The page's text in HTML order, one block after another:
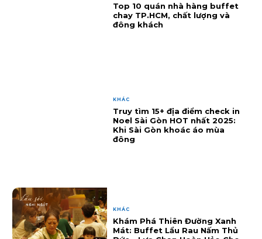
Top 10 quán nhà hàng buffet
chay TP.HCM, chất lượng và
đông khách
KHÁC
Truy tìm 15+ địa điểm check in
Noel Sài Gòn HOT nhất 2025:
Khi Sài Gòn khoác áo mùa
đông
KHÁC
Khám Phá Thiên Đường Xanh
Mát: Buffet Lẩu Rau Nấm Thủ